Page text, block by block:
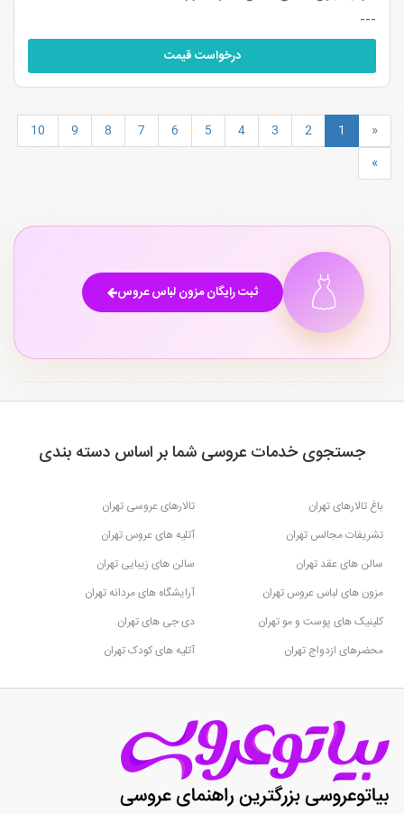
---
درخواست قیمت
«
1
2
3
4
5
6
7
8
9
10
»
ثبت رایگان مزون لباس عروس
جستجوی خدمات عروسی شما بر اساس دسته بندی
باغ تالارهای تهران
تالارهای عروسی تهران
تشریفات مجالس تهران
آتلیه های عروس تهران
سالن های عقد تهران
سالن های زیبایی تهران
مزون های لباس عروس تهران
آرایشگاه های مردانه تهران
کلینیک های پوست و مو تهران
دی جی های تهران
محضرهای ازدواج تهران
آتلیه های کودک تهران